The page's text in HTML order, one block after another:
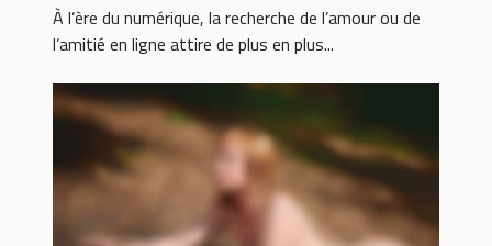
À l’ère du numérique, la recherche de l’amour ou de
l’amitié en ligne attire de plus en plus...